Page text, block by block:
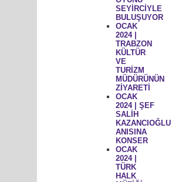
SEYİRCİYLE
BULUŞUYOR
OCAK
2024 |
TRABZON
KÜLTÜR
VE
TURİZM
MÜDÜRÜNÜN
ZİYARETİ
OCAK
2024 | ŞEF
SALİH
KAZANCIOĞLU
ANISINA
KONSER
OCAK
2024 |
TÜRK
HALK